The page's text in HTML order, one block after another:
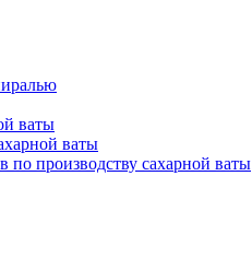
ваты
ваты
производству сахарной ваты